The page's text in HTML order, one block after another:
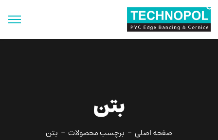
جستجو
برای:
دکمه جستجو
بتن
صفحه اصلی برچسب محصولات بتن